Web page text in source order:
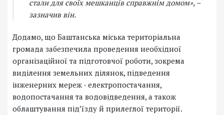
стали для своїх мешканців справжнім домом», –
зазначив він.
Додамо, що Баштанська міська територіальна
громада забезпечила проведення необхідної
організаційної та підготовчої роботи, зокрема
виділення земельних ділянок, підведення
інженерних мереж - електропостачання,
водопостачання та водовідведення, а також
облаштування під’їзду й прилеглої території.